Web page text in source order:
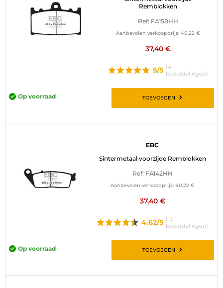
Remblokken
Ref: FA158HH
Aanbevolen verkoopprijs: 40,22 €
37,40 €
5/5 (4
beoordelingen)
Op voorraad TOEVOEGEN
EBC
Sintermetaal voorzijde Remblokken
Ref: FA142HH
Aanbevolen verkoopprijs: 40,22 €
37,40 €
4.62/5 (13
beoordelingen)
Op voorraad TOEVOEGEN